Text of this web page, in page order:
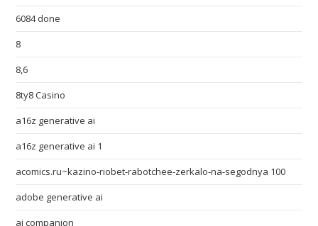
6084 done
8
8,6
8ty8 Casino
a16z generative ai
a16z generative ai 1
acomics.ru~kazino-riobet-rabotchee-zerkalo-na-segodnya 100
adobe generative ai
ai companion